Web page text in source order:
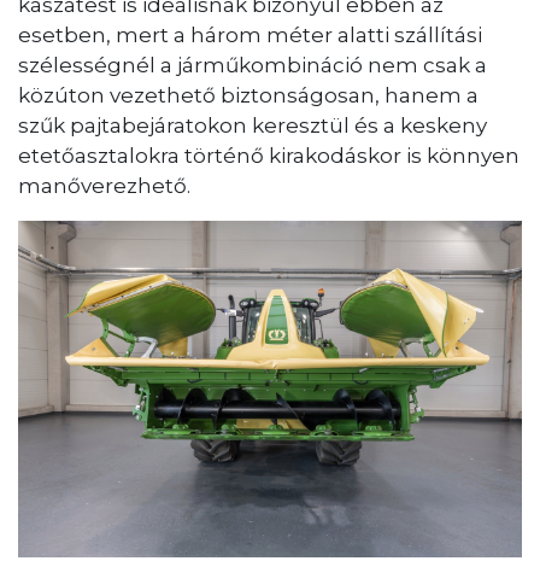
kaszatest is ideálisnak bizonyul ebben az
esetben, mert a három méter alatti szállítási
szélességnél a járműkombináció nem csak a
közúton vezethető biztonságosan, hanem a
szűk pajtabejáratokon keresztül és a keskeny
etetőasztalokra történő kirakodáskor is könnyen
manőverezhető.